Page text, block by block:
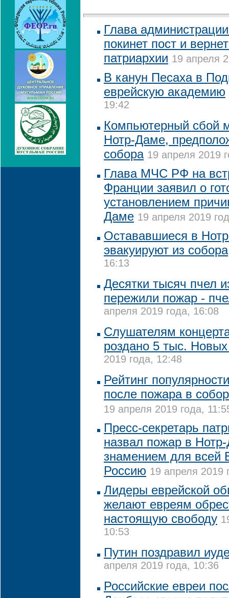
Глава
покинет пост и
патриархии 19 апреля
В канун Песаха в
еврейскую академию
19:42
Компьютерный сбой
Нотр-Даме,
собора 19 апреля 2019
Глава МЧС РФ на
Франции заявил о
установлением
Даме 19 апреля 2019
Остававшиеся в
эвакуируют из собора
16:13
Десятки тысяч пчел
пережили пожар -
апреля 2019 года, 16:08
Слушателям
роздано 5 тыс.
2019 года, 12:48
Рейтинг
после пожара в
19 апреля 2019 года,
Пресс-секретарь
назвал пожар в
знамением для всей
Россию 19 апреля 2019
Лидеры еврейской
желают евреям
настоящую свободу
10:53
Путин поздравил
апреля 2019 года, 10:36
Российские евреи